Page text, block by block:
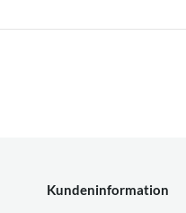
Kundeninformation